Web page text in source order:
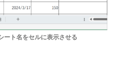
ート名をセルに表示させる